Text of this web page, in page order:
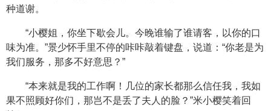
种道谢。
“小樱姐，你坐下歇会儿。今晚谁输了谁请客，以你的口
味为准。”景少怀手里不停的咔咔敲着键盘，说道：“你老是为
我们服务，那多不好意思？”
“本来就是我的工作啊！几位的家长都那么信任我，我如
果不照顾好你们，那岂不是丢了夫人的脸？”米小樱笑着回